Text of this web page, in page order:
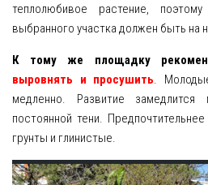
теплолюбивое растение,
выбранного участка должен быть на
К тому же площадку
выровнять и просушить.
медленно. Развитие
постоянной тени.
грунты и глинистые.